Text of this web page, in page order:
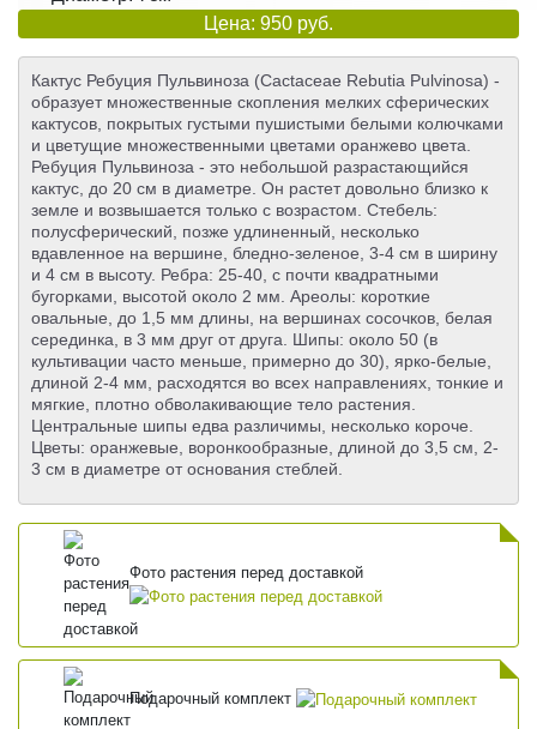
Цена: 950 руб.
Кактус Ребуция Пульвиноза (Cactaceae Rebutia Pulvinosa) -
образует множественные скопления мелких сферических
кактусов, покрытых густыми пушистыми белыми колючками
и цветущие множественными цветами оранжево цвета.
Ребуция Пульвиноза - это небольшой разрастающийся
кактус, до 20 см в диаметре. Он растет довольно близко к
земле и возвышается только с возрастом. Стебель:
полусферический, позже удлиненный, несколько
вдавленное на вершине, бледно-зеленое, 3-4 см в ширину
и 4 см в высоту. Ребра: 25-40, с почти квадратными
бугорками, высотой около 2 мм. Ареолы: короткие
овальные, до 1,5 мм длины, на вершинах сосочков, белая
серединка, в 3 мм друг от друга. Шипы: около 50 (в
культивации часто меньше, примерно до 30), ярко-белые,
длиной 2-4 мм, расходятся во всех направлениях, тонкие и
мягкие, плотно обволакивающие тело растения.
Центральные шипы едва различимы, несколько короче.
Цветы: оранжевые, воронкообразные, длиной до 3,5 см, 2-
3 см в диаметре от основания стеблей.
Фото растения перед доставкой
Подарочный комплект